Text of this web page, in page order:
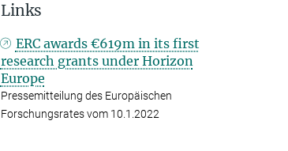
Links
ERC awards €619m in its first
research grants under Horizon
Europe
Pressemitteilung des Europäischen
Forschungsrates vom 10.1.2022